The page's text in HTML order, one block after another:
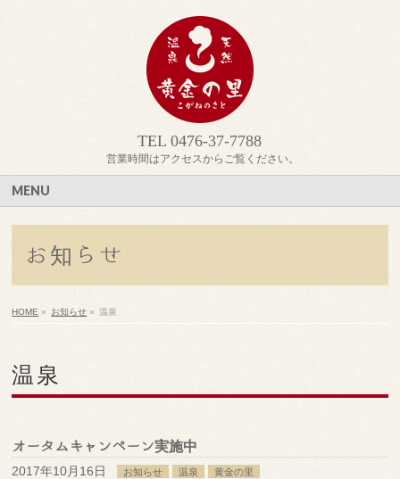
TEL 0476-37-7788
営業時間はアクセスからご覧ください。
MENU
お知らせ
HOME » お知らせ » 温泉
温泉
オータムキャンペーン実施中
2017年10月16日
お知らせ 温泉 黄金の里